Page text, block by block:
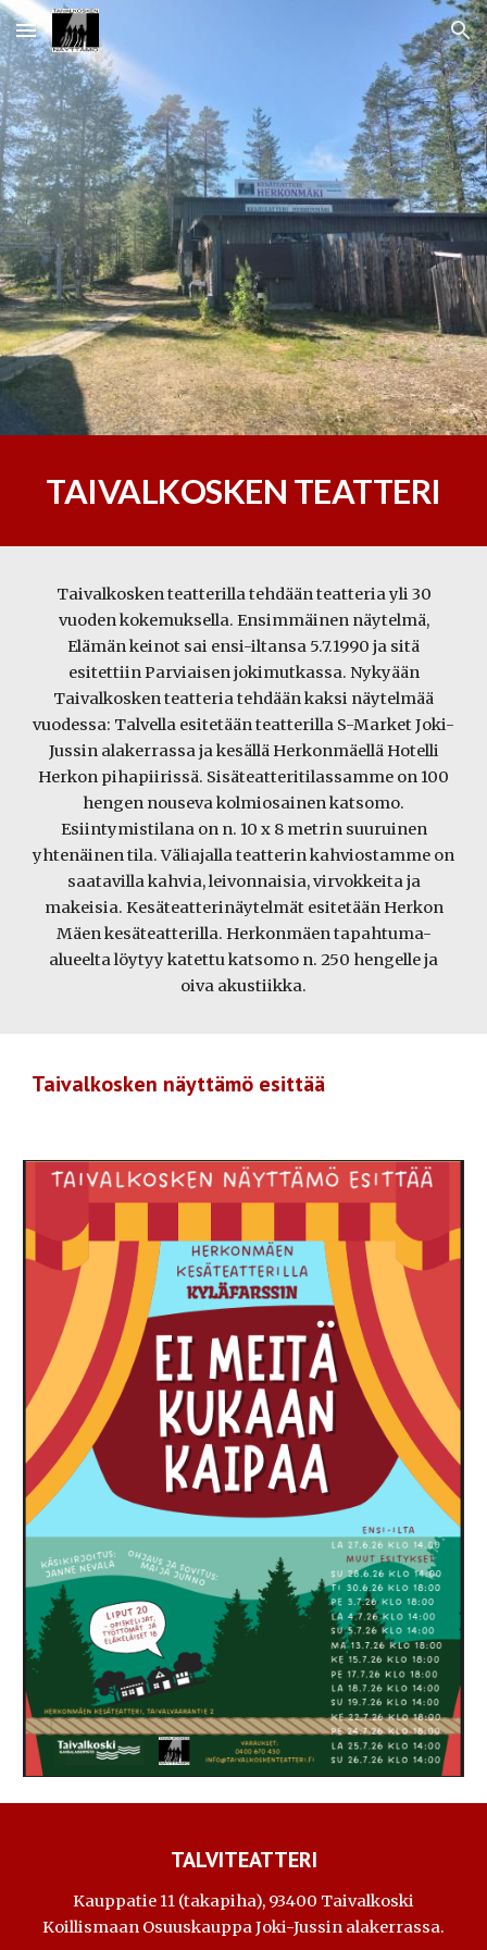
Skip to main content Skip to navigation
TAIVALKOSKEN TEATTERI
Taivalkosken teatterilla tehdään teatteria yli 30
vuoden kokemuksella. Ensimmäinen näytelmä,
Elämän keinot sai ensi-iltansa 5.7.1990 ja sitä
esitettiin Parviaisen jokimutkassa. Nykyään
Taivalkosken teatteria tehdään kaksi näytelmää
vuodessa: Talvella esitetään teatterilla S-Market Joki-
Jussin alakerrassa ja kesällä Herkonmäellä Hotelli
Herkon pihapiirissä. Sisäteatteritilassamme on 100
hengen nouseva kolmiosainen katsomo.
Esiintymistilana on n. 10 x 8 metrin suuruinen
yhtenäinen tila. Väliajalla teatterin kahviostamme on
saatavilla kahvia, leivonnaisia, virvokkeita ja
makeisia. Kesäteatterinäytelmät esitetään Herkon
Mäen kesäteatterilla. Herkonmäen tapahtuma-
alueelta löytyy katettu katsomo n. 250 hengelle ja
oiva akustiikka.
Taivalkosken näyttämö esittää
TALVITEATTERI
Kauppatie 11 (takapiha), 93400 Taivalkoski
Koillismaan Osuuskauppa Joki-Jussin alakerrassa.